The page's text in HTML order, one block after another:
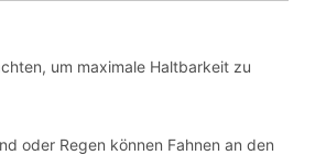
um maximale Haltbarkeit zu
oder Regen können Fahnen an den